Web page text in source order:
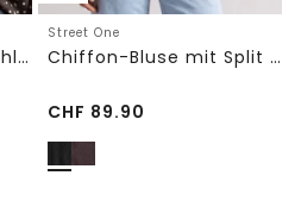
Langarm Bluse mit Schleifendetail
Street One
Chiffon-Bluse mit Split Neck und Bändern
CHF 89.90